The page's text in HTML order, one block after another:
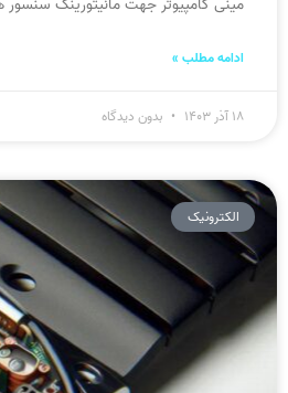
مینی کامپیوتر جهت مانیتورینگ
ادامه مطلب »
۱۸ آذر ۱۴۰۳ بدون دیدگاه
الکترونیک